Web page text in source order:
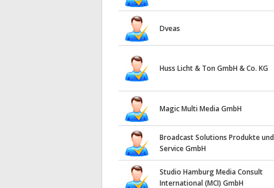
Dveas
Huss Licht & Ton GmbH & Co. KG
Magic Multi Media GmbH
Broadcast Solutions Produkte und
Service GmbH
Studio Hamburg Media Consult
International (MCI) GmbH